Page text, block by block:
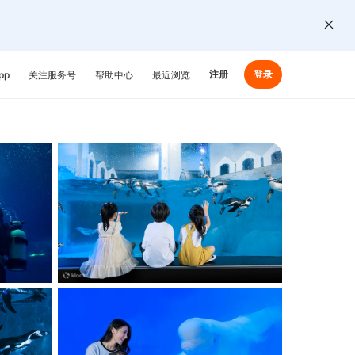
关注服务号 帮助中心 最近浏览 注册 登录